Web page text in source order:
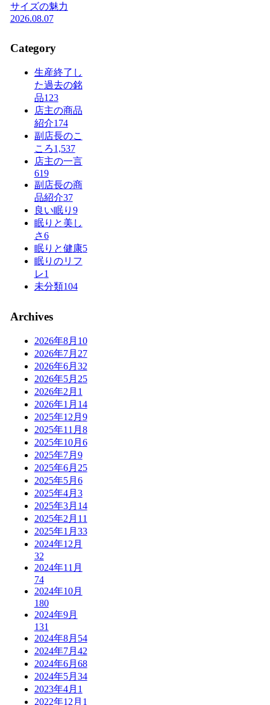
サイズの魅力
2026.08.07
Category
生産終了し
た過去の銘
品123
店主の商品
紹介174
副店長のこ
ころ1,537
店主の一言
619
副店長の商
品紹介37
良い眠り 9
眠りと美し
さ6
眠りと健康5
眠りのリフ
レ1
未分類104
Archives
2026年8月 10
2026年7月 27
2026年6月 32
2026年5月 25
2026年2月 1
2026年1月 14
2025年12月 9
2025年11月 8
2025年10月 6
2025年7月 9
2025年6月 25
2025年5月 6
2025年4月 3
2025年3月 14
2025年2月 11
2025年1月 33
2024年12月
32
2024年11月
74
2024年10月
180
2024年9月
131
2024年8月 54
2024年7月 42
2024年6月 68
2024年5月 34
2023年4月 1
2022年12月 1